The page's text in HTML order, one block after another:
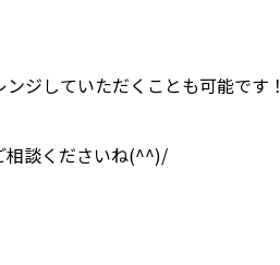
ジしていただくことも可能です！
相談くださいね(^^)/